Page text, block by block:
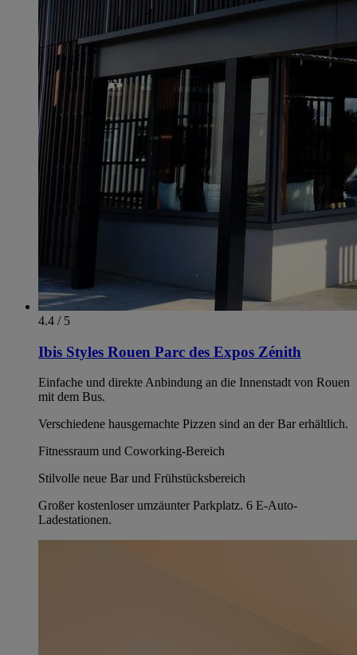
4.4 / 5
Ibis Styles Rouen Parc des Expos Zénith
Einfache und direkte Anbindung an die Innenstadt von Rouen
mit dem Bus.
Verschiedene hausgemachte Pizzen sind an der Bar erhältlich.
Fitnessraum und Coworking-Bereich
Stilvolle neue Bar und Frühstücksbereich
Großer kostenloser umzäunter Parkplatz. 6 E-Auto-
Ladestationen.